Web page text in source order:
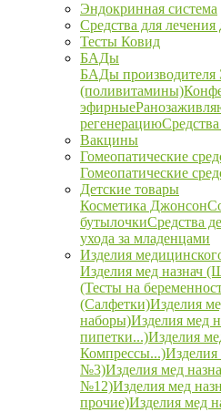
Эндокринная система
Средства для
Тесты Ковид
БАДы
БАДы производителя
(поливитамины)
эфирные
регенерацию
Вакцины
Гомеопатические
Гомеопатические
Детские товары
Косметика Джонсон
бутылочкиСредства
ухода за младенцами
Изделия
Изделия мед назнач
(Тесты на
(Салфетки)Изделия
наборы)Изделия мед
пипетки...)Изделия
Компрессы...)Изделия
№3)Изделия мед
№12)Изделия мед
прочие)Изделия мед